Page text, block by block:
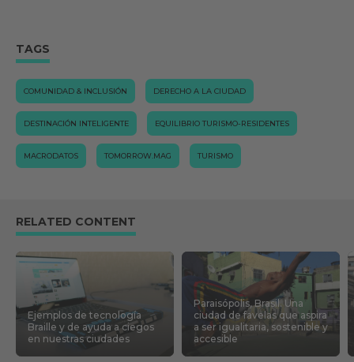
TAGS
COMUNIDAD & INCLUSIÓN DERECHO A LA CIUDAD
DESTINACIÓN INTELIGENTE EQUILIBRIO TURISMO-RESIDENTES
MACRODATOS TOMORROW.MAG TURISMO
RELATED CONTENT
Ejemplos de tecnología
Braille y de ayuda a ciegos
en nuestras ciudades
Paraisópolis, Brasil. Una
ciudad de favelas que aspira
a ser igualitaria, sostenible y
accesible